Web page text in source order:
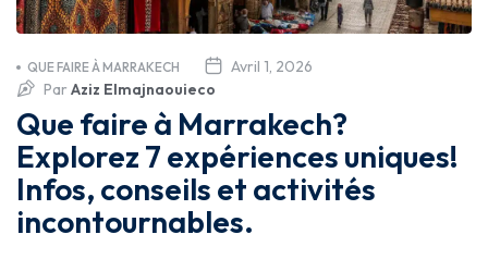
Avril 1, 2026
QUE FAIRE À MARRAKECH
Par Aziz Elmajnaouieco
Que faire à Marrakech?
Explorez 7 expériences uniques!
Infos, conseils et activités
incontournables.